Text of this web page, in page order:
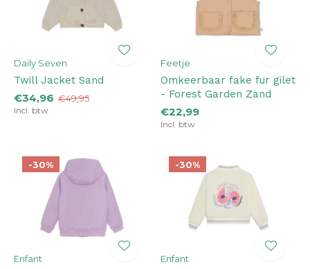
Daily Seven
Twill Jacket Sand
€34,96 €49,95
Incl. btw
Feetje
Omkeerbaar fake fur gilet
- Forest Garden Zand
€22,99
Incl. btw
-30%
Enfant
-30%
Enfant